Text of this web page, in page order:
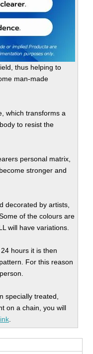
thus helping to
man-made
which transforms a
to resist the
personal matrix,
stronger and
decorated by artists,
of the colours are
will have variations.
hours it is then
For this reason
specially treated,
on a chain, you will